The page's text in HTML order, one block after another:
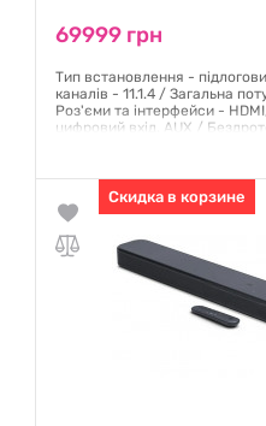
69999 грн
Тип встановлення -
каналів - 11.1.4 / Загальна
Роз'єми та інтерфейси -
цифровий вхід. AUX /
Гарантия:12 месяцев
Скидка в корзине